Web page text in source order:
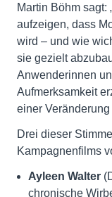
Martin Böhm
aufzeigen, dass
wird – und wie
sie gezielt
Anwenderinnen
Aufmerksamkeit
einer
Drei dieser
Kampagnenfilms
Ayleen Walter
chronische